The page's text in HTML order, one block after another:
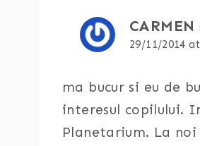
CARMEN
29/11/2014
ma bucur si eu de
interesul copilului.
Planetarium. La